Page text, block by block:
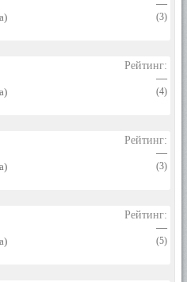
—
(3)
Рейтинг:
—
(4)
Рейтинг:
—
(3)
Рейтинг:
—
(5)